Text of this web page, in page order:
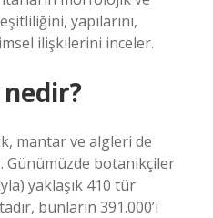
yapılarını,
ilişkilerini inceler.
mantar ve algleri de
Günümüzde botanikçiler
yaklaşık 410 tür
bunların 391.000’i